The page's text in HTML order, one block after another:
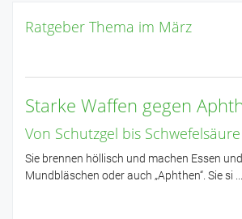
Ratgeber Thema im März
Starke Waffen gegen
Von Schutzgel bis Schwefelsäure
Sie brennen höllisch und machen Essen
Mundbläschen oder auch „Aphthen“. Sie si ...